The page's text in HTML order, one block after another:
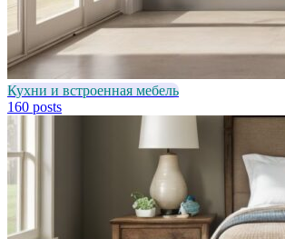
Кухни и встроенная мебель
160 posts